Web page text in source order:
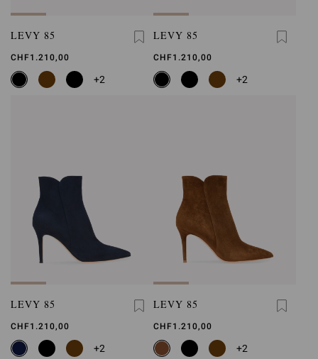
LEVY 85
CHF1.210,00
+2
LEVY 85
CHF1.210,00
+2
LEVY 85
CHF1.210,00
+2
LEVY 85
CHF1.210,00
+2